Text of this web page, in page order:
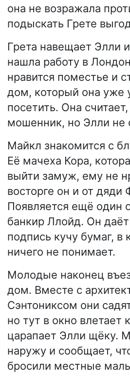
она не возражала
подыскать Грете
Грета навещает Элли
нашла работу в
нравится поместье и
дом, который она уже
посетить. Она
мошенник, но Элли не
Майкл знакомится с
Её мачеха Кора,
выйти замуж, ему не
восторге он и от дяди
Появляется ещё один
банкир Ллойд. Он
подпись кучу бумаг, в
ничего не понимает.
Молодые наконец
дом. Вместе с
Сэнтониксом они
но тут в окно влетает
царапает Элли щёку.
наружу и сообщает,
бросили местные